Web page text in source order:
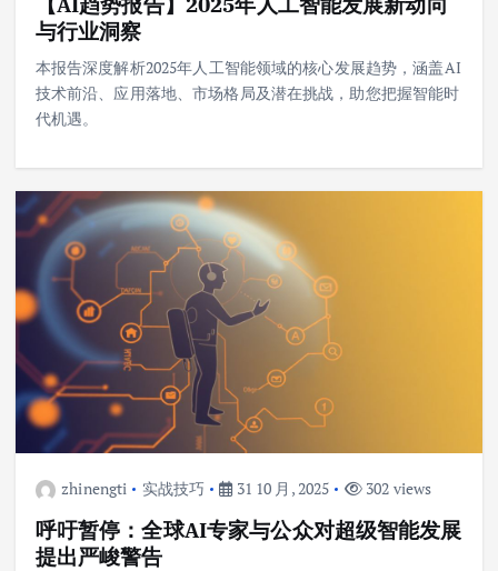
与行业洞察
本报告深度解析2025年人工智能领域的核心发展趋势，涵盖AI
技术前沿、应用落地、市场格局及潜在挑战，助您把握智能时
代机遇。
zhinengti 实战技巧 31 10 月, 2025 302 views
呼吁暂停：全球AI专家与公众对超级智能发展
提出严峻警告